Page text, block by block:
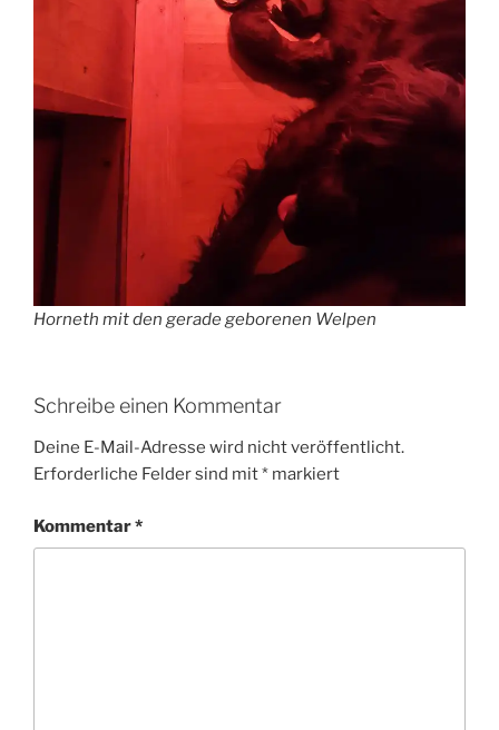
Horneth mit den gerade geborenen Welpen
Schreibe einen Kommentar
Deine E-Mail-Adresse wird nicht veröffentlicht.
Erforderliche Felder sind mit* markiert
Kommentar*